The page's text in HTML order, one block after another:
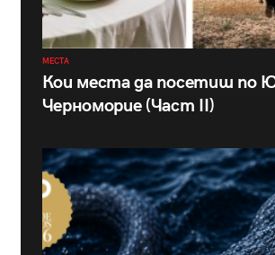
МЕСТА
Кои места да посетиш по
Черноморие (Част II)